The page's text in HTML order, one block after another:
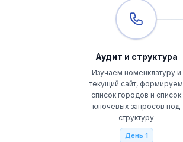
Аудит и структура
Изучаем номенклатуру и
текущий сайт, формируем
список городов и список
ключевых запросов под
структуру
День 1